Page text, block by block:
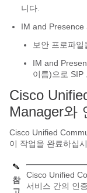
니다.
IM and Presence
보안 프로파일
IM and
이름)으로 SIP
Cisco
Manager와
Cisco Unified
이 작업을 완료하십시
참
Cisco Unified
서비스 간의 인